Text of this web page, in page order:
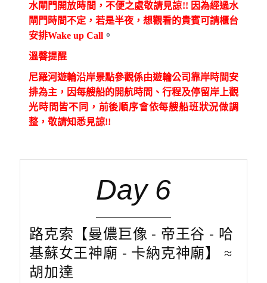
水閘門開放時間，不便之處敬請見諒!! 因為經過水
閘門時間不定，若是半夜，想觀看的貴賓可請櫃台
安排Wake up Call。
溫韾提醒
尼羅河遊輪沿岸景點參觀係由遊輪公司靠岸時間安
排為主，因每艘船的開航時間、行程及停留岸上觀
光時間皆不同，前後順序會依每艘船班狀況做調
整，敬請知悉見諒!!
Day 6
路克索【曼儂巨像 - 帝王谷 - 哈
基蘇女王神廟 - 卡納克神廟】 ≈
胡加達